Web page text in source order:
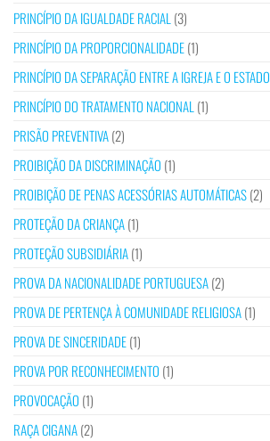
PRINCÍPIO DA IGUALDADE RACIAL (3)
PRINCÍPIO DA PROPORCIONALIDADE(1)
PRINCÍPIO DA SEPARAÇÃO ENTRE A IGREJA E O ESTADO
PRINCÍPIO DO TRATAMENTO NACIONAL (1)
PRISÃO PREVENTIVA(2)
PROIBIÇÃO DA DISCRIMINAÇÃO (1)
PROIBIÇÃO DE PENAS ACESSÓRIAS AUTOMÁTICAS(2)
PROTEÇÃO DA CRIANÇA(1)
PROTEÇÃO SUBSIDIÁRIA(1)
PROVA DA NACIONALIDADE PORTUGUESA(2)
PROVA DE PERTENÇA À COMUNIDADE RELIGIOSA(1)
PROVA DE SINCERIDADE(1)
PROVA POR RECONHECIMENTO (1)
PROVOCAÇÃO (1)
RAÇA CIGANA(2)